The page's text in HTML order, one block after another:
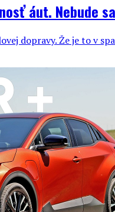
áut. Nebude
dopravy. Že je to v